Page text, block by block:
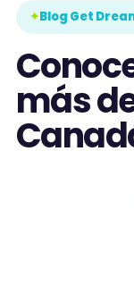
Blog Get
más